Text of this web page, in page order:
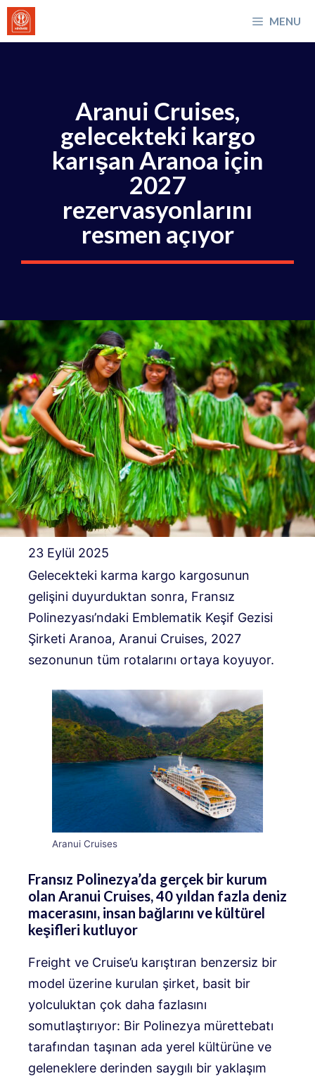
İçeriğe
atla
MENU
Aranui Cruises,
gelecekteki kargo
karışan Aranoa için
2027
rezervasyonlarını
resmen açıyor
23 Eylül 2025
Gelecekteki karma kargo kargosunun
gelişini duyurduktan sonra, Fransız
Polinezyası’ndaki Emblematik Keşif Gezisi
Şirketi Aranoa, Aranui Cruises, 2027
sezonunun tüm rotalarını ortaya koyuyor.
Aranui Cruises
Fransız Polinezya’da gerçek bir kurum
olan Aranui Cruises, 40 yıldan fazla deniz
macerasını, insan bağlarını ve kültürel
keşifleri kutluyor
Freight ve Cruise’u karıştıran benzersiz bir
model üzerine kurulan şirket, basit bir
yolculuktan çok daha fazlasını
somutlaştırıyor: Bir Polinezya mürettebatı
tarafından taşınan ada yerel kültürüne ve
geleneklere derinden saygılı bir yaklaşım